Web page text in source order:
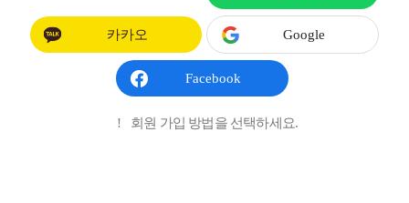
카카오 Google
Facebook
! 회원 가입 방법을 선택하세요.